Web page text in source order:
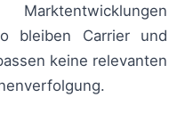
bleiben Carrier und
keine relevanten